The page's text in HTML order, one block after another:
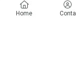
Home Conta
344 - 01/02/1999 -
de Vendas e